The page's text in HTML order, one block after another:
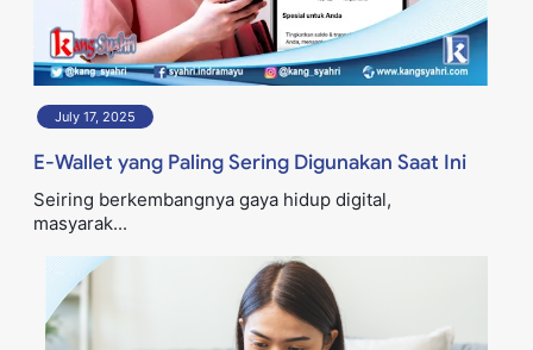
July 17, 2025
E-Wallet yang Paling Sering Digunakan Saat Ini
Seiring berkembangnya gaya hidup digital,
masyarak...